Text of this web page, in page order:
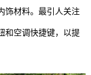
饰材料。最引人关注
和空调快捷键，以提